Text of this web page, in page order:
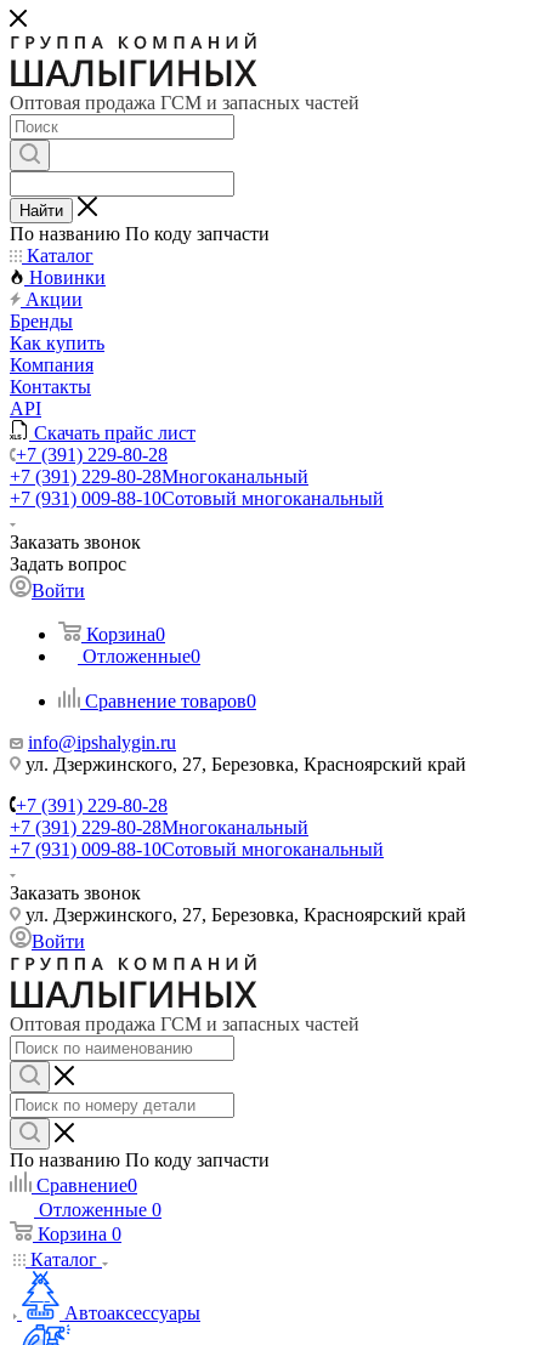
Оптовая продажа ГСМ и запасных частей
Найти
По названию По коду запчасти
Каталог
Новинки
Акции
Бренды
Как купить
Компания
Контакты
API
Скачать прайс лист
+7 (391) 229-80-28
+7 (391) 229-80-28Многоканальный
+7 (931) 009-88-10Сотовый многоканальный
Заказать звонок
Задать вопрос
Войти
Корзина0
Отложенные0
Сравнение товаров0
info@ipshalygin.ru
ул. Дзержинского, 27, Березовка, Красноярский край
+7 (391) 229-80-28
+7 (391) 229-80-28Многоканальный
+7 (931) 009-88-10Сотовый многоканальный
Заказать звонок
ул. Дзержинского, 27, Березовка, Красноярский край
Войти
Оптовая продажа ГСМ и запасных частей
По названию По коду запчасти
Сравнение0
Отложенные 0
Корзина 0
Каталог
Автоаксессуары